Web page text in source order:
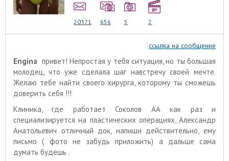
20371 656 5 2
ссылка на сообщение
Engina привет! Непростая у тебя ситуация, но ты большая
молодец, что уже сделала шаг навстречу своей мечте.
Желаю тебе найти своего хирурга, которому ты сможешь
доверить себя !!!
Клиника, где работает Соколов АА как раз и
специализируется на пластических операциях, Александр
Анатольевич отличный док, напиши действительно, ему
письмо ( фото не забудь приложить) а дальше сама
думать будешь .